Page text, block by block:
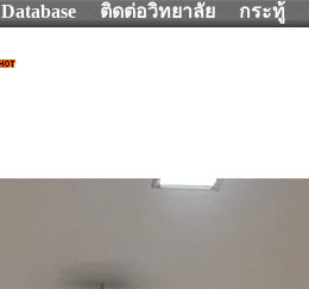
Database ติดต่อวิทยาลัย กระทู้